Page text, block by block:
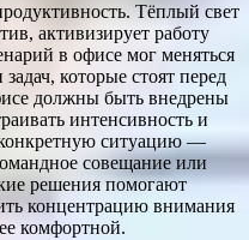
Тёплый свет
активизирует работу
в офисе мог меняться
которые стоят перед
должны быть внедрены
интенсивность и
конкретную ситуацию —
совещание или
решения помогают
концентрацию внимания
комфортной.